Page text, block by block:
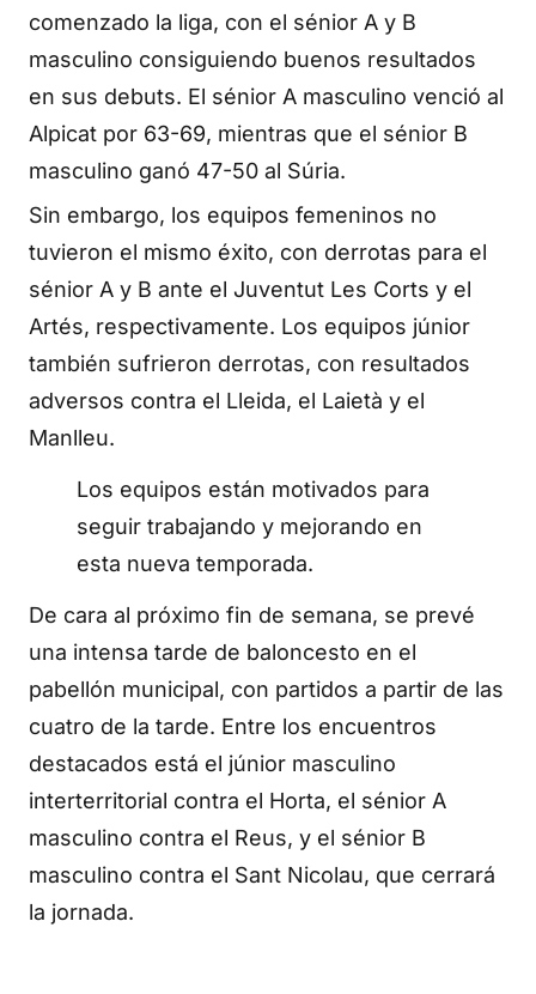
comenzado la liga, con el sénior A y B
masculino consiguiendo buenos resultados
en sus debuts. El sénior A masculino venció al
Alpicat por 63-69, mientras que el sénior B
masculino ganó 47-50 al Súria.
Sin embargo, los equipos femeninos no
tuvieron el mismo éxito, con derrotas para el
sénior A y B ante el Juventut Les Corts y el
Artés, respectivamente. Los equipos júnior
también sufrieron derrotas, con resultados
adversos contra el Lleida, el Laietà y el
Manlleu.
Los equipos están motivados para
seguir trabajando y mejorando en
esta nueva temporada.
De cara al próximo fin de semana, se prevé
una intensa tarde de baloncesto en el
pabellón municipal, con partidos a partir de las
cuatro de la tarde. Entre los encuentros
destacados está el júnior masculino
interterritorial contra el Horta, el sénior A
masculino contra el Reus, y el sénior B
masculino contra el Sant Nicolau, que cerrará
la jornada.